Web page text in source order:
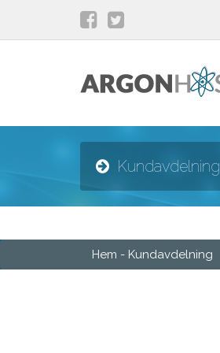
Kundavdelning
Hem - Kundavdelning